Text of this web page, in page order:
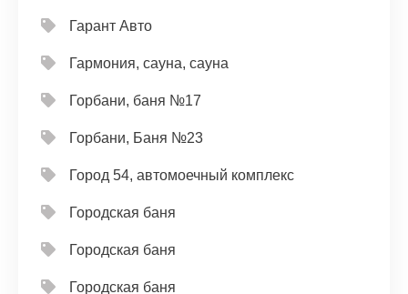
Гарант Авто
Гармония, сауна, сауна
Горбани, баня №17
Горбани, Баня №23
Город 54, автомоечный комплекс
Городская баня
Городская баня
Городская баня